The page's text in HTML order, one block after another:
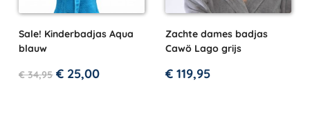
Sale! Kinderbadjas Aqua
blauw
€34,95 € 25,00
Zachte dames badjas
Cawö Lago grijs
€ 119,95